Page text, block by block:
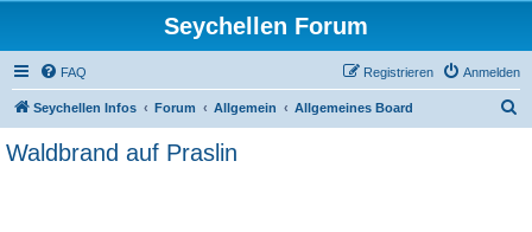
Seychellen Forum
FAQ Anmelden
Registrieren
Seychellen Infos Forum Allgemein Allgemeines Board
Waldbrand auf Praslin